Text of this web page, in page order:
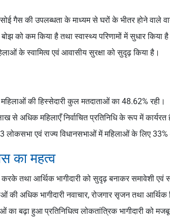
गैस की उपलब्धता के माध्यम से घरों के भीतर होने वाले
को कम किया है तथा स्वास्थ्य परिणामों में सुधार किया
के स्वामित्व एवं आवासीय सुरक्षा को सुदृढ़ किया है।
की हिस्सेदारी कुल मतदाताओं का 48.62% रही।
से अधिक महिलाएँ निर्वाचित प्रतिनिधि के रूप में कार्यरत
लोकसभा एवं राज्य विधानसभाओं में महिलाओं के लिए
का महत्व
तथा आर्थिक भागीदारी को सुदृढ़ बनाकर समावेशी एवं
की अधिक भागीदारी नवाचार, रोजगार सृजन तथा आर्थिक
का बढ़ा हुआ प्रतिनिधित्व लोकतांत्रिक भागीदारी को